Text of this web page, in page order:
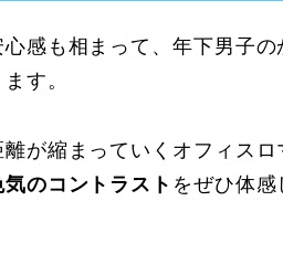
感も相まって、年下男子の
す。
が縮まっていくオフィスロ
のコントラスト をぜひ体感